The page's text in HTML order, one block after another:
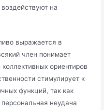
на
выражается в
член понимает
ориентиров
стимулирует к
функций, так как
неудача